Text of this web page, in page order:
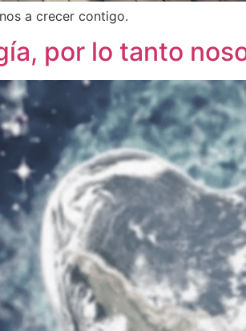
a crecer contigo.
por lo tanto